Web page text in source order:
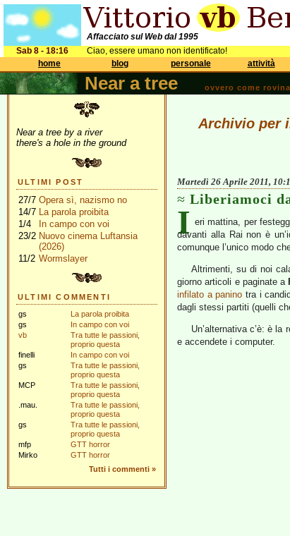
Affacciato sul Web dal 1995
Sab 8 - 18:16
Ciao, essere umano non identificato!
home
blog personale attività
Near a tree ovvero come
Near a tree by a river
there's a hole in the ground
ULTIMI POST
27/7 Opera sì, nazismo no
14/7 La parola proibita
1/4
In campo con voi
23/2 Nuovo cinema Luftansia
(2026)
11/2 Wormslayer
ULTIMI COMMENTI
gs
La parola proibita
gs
In campo con voi
vb
Tra tutte le passioni,
proprio questa
finelli
In campo con voi
gs
Tra tutte le passioni,
proprio questa
MCP
Tra tutte le passioni,
proprio questa
.mau.
Tra tutte le passioni,
proprio questa
gs
Tra tutte le passioni,
proprio questa
mfp
GTT horror
Mirko
GTT horror
Tutti i commenti »
Archivio per
Martedì 26 Aprile 2011,
Liberiamoci
I eri mattina, per
davanti alla Rai non è
comunque l’unico modo
Altrimenti, su di noi
giorno articoli e paginate a
infilato a panino tra i
dagli stessi partiti (quelli
Un’alternativa c’è: è
e accendete i computer.